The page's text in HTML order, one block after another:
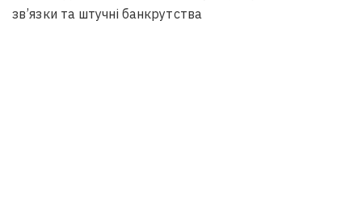
зв’язки та штучні банкрутства